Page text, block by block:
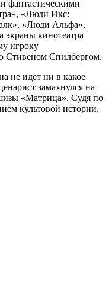
фантастическими
«Люди Икс:
«Люди Альфа»,
экраны кинотеатра
игроку
Стивеном Спилбергом.
не идет ни в какое
замахнулся на
«Матрица». Судя по
культовой истории.